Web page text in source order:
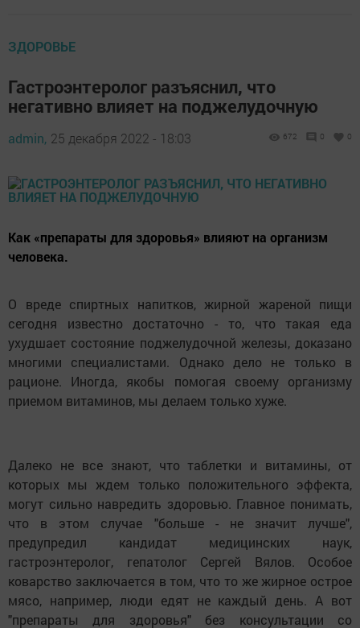
ЗДОРОВЬЕ
Гастроэнтеролог разъяснил, что
негативно влияет на поджелудочную
admin, 25 декабря 2022 - 18:03 672 0 0
Как «препараты для здоровья» влияют на организм
человека.
О вреде спиртных напитков, жирной жареной пищи
сегодня известно достаточно - то, что такая еда
ухудшает состояние поджелудочной железы, доказано
многими специалистами. Однако дело не только в
рационе. Иногда, якобы помогая своему организму
приемом витаминов, мы делаем только хуже.
Далеко не все знают, что таблетки и витамины, от
которых мы ждем только положительного эффекта,
могут сильно навредить здоровью. Главное понимать,
что в этом случае "больше - не значит лучше",
предупредил кандидат медицинских наук,
гастроэнтеролог, гепатолог Сергей Вялов. Особое
коварство заключается в том, что то же жирное острое
мясо, например, люди едят не каждый день. А вот
"препараты для здоровья" без консультации со